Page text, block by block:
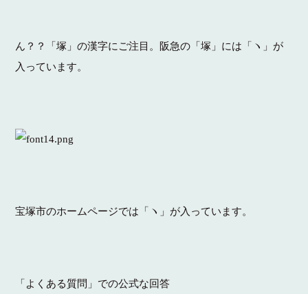
ん？？「塚」の漢字にご注目。阪急の「塚」には「ヽ」が
入っています。
宝塚市のホームページでは「ヽ」が入っています。
「よくある質問」での公式な回答